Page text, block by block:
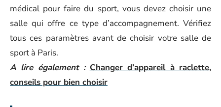
médical pour faire du sport, vous devez choisir une
salle qui offre ce type d’accompagnement. Vérifiez
tous ces paramètres avant de choisir votre salle de
sport à Paris.
A lire également : Changer d’appareil à raclette,
conseils pour bien choisir